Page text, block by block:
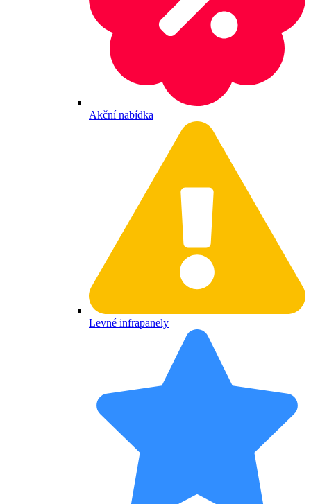
Akční nabídka
Levné infrapanely